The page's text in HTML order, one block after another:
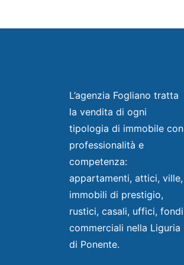
L’agenzia Fogliano tratta
la vendita di ogni
tipologia di immobile con
professionalità e
competenza:
appartamenti, attici, ville,
immobili di prestigio,
rustici, casali, uffici, fondi
commerciali nella Liguria
di Ponente.